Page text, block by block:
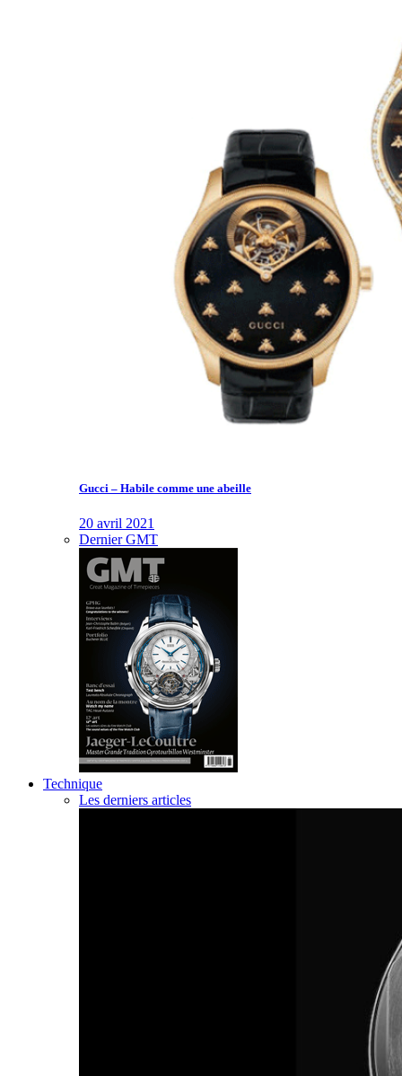
Gucci – Habile comme une abeille
20 avril 2021
Dernier GMT
Technique
Les derniers articles